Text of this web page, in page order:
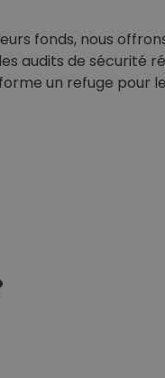
fonds, nous
audits de sécurité
un refuge pour